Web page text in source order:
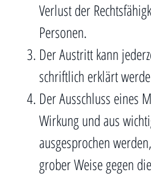
Verlust der
Personen.
Der Austritt kann
schriftlich erklärt
Der Ausschluss eines
Wirkung und aus
ausgesprochen
grober Weise gegen